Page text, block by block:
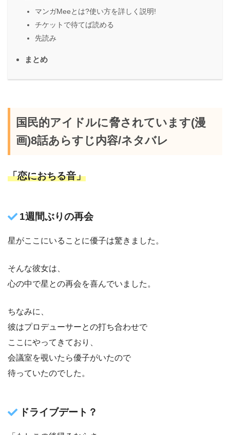
マンガMeeとは?使い方を詳しく説明!
チケットで待てば読める
先読み
まとめ
国民的アイドルに脅されています(漫
画)8話あらすじ内容/ネタバレ
「恋におちる音」
1週間ぶりの再会
星がここにいることに優子は驚きました。
そんな彼女は、
心の中で星との再会を喜んでいました。
ちなみに、
彼はプロデューサーとの打ち合わせで
ここにやってきており、
会議室を覗いたら優子がいたので
待っていたのでした。
ドライブデート？